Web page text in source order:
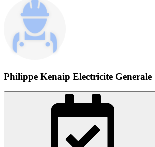
Philippe Kenaip Electricite Generale